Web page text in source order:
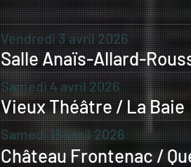
Vendredi 3 avril 2026
Salle Anaïs-Allard-
Samedi 4 avril 2026
Vieux Théâtre / La Baie
Samedi 18 avril 2026
Château Frontenac /